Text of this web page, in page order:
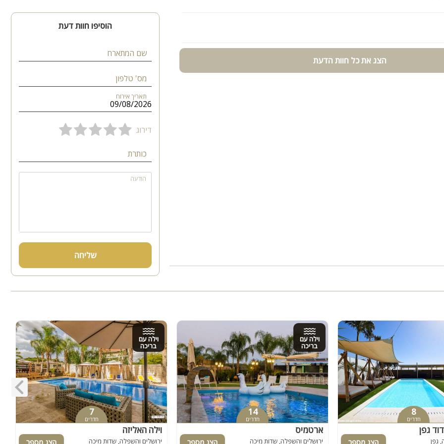
כדורגל, הוקי קרחהצג את כל חוות הדעת
הוסיפו חוות דעת
שם המתארח
מס' טלפון
תאריך אירוח
דירוג
כותרת
הודעה
שליחה
8
חדרים
גפן
גפן
וילה עם
בריכה
14
חדרים
ארטמיס
ירושלים והשפלה, שדות מיכה
וילה עם
בריכה
7
חדרים
וילה האליזה
ירושלים והשפלה, שדות מיכה